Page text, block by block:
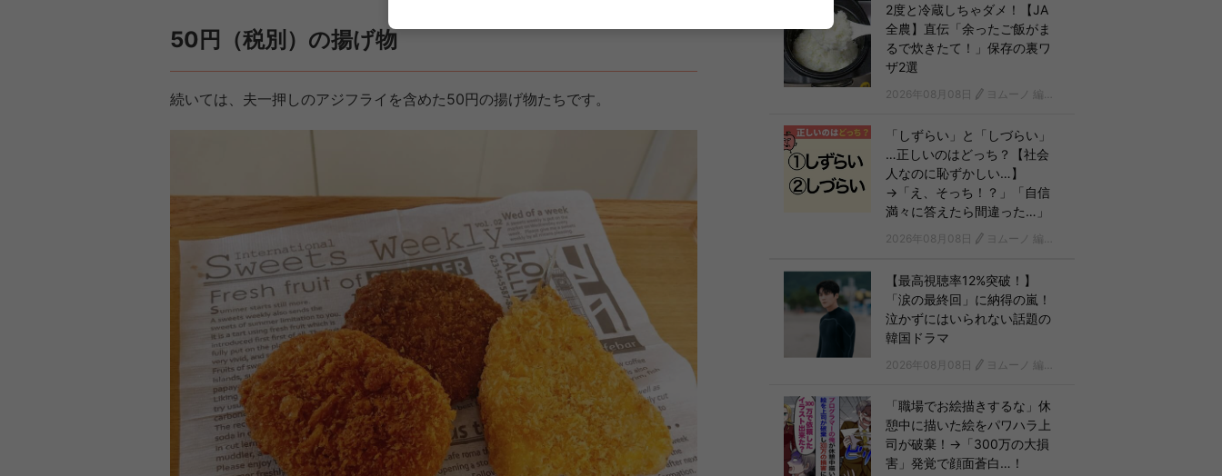
50円（税別）の揚げ物
続いては、夫一押しのアジフライを含めた50円の揚げ物たちです。
2度と冷蔵しちゃダメ！【JA
全農】直伝「余ったご飯がま
るで炊きたて！」保存の裏ワ
ザ2選
2026年08月08日 ヨムーノ 編集部
「しずらい」と「しづらい」
…正しいのはどっち？【社会
人なのに恥ずかしい…】
→「え、そっち！？」「自信
満々に答えたら間違った…」
2026年08月08日 ヨムーノ 編集部
【最高視聴率12%突破！】
「涙の最終回」に納得の嵐！
泣かずにはいられない話題の
韓国ドラマ
2026年08月08日 ヨムーノ 編集部 韓国ドラマチーム
「職場でお絵描きするな」休
憩中に描いた絵をパワハラ上
司が破棄！→「300万の大損
害」発覚で顔面蒼白…！